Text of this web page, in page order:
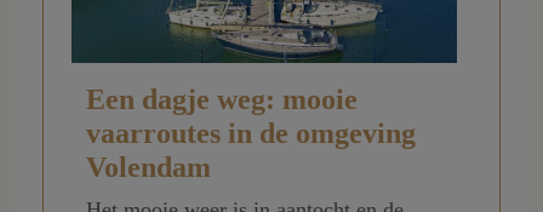
Een dagje weg: mooie
vaarroutes in de omgeving
Volendam